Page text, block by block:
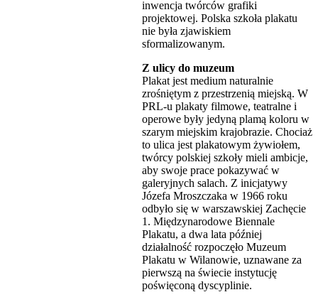
inwencja twórców grafiki
projektowej. Polska szkoła plakatu
nie była zjawiskiem
sformalizowanym.
Z ulicy do muzeum
Plakat jest medium naturalnie
zrośniętym z przestrzenią miejską. W
PRL-u plakaty filmowe, teatralne i
operowe były jedyną plamą koloru w
szarym miejskim krajobrazie. Chociaż
to ulica jest plakatowym żywiołem,
twórcy polskiej szkoły mieli ambicje,
aby swoje prace pokazywać w
galeryjnych salach. Z inicjatywy
Józefa Mroszczaka w 1966 roku
odbyło się w warszawskiej Zachęcie
1. Międzynarodowe Biennale
Plakatu, a dwa lata później
działalność rozpoczęło Muzeum
Plakatu w Wilanowie, uznawane za
pierwszą na świecie instytucję
poświęconą dyscyplinie.